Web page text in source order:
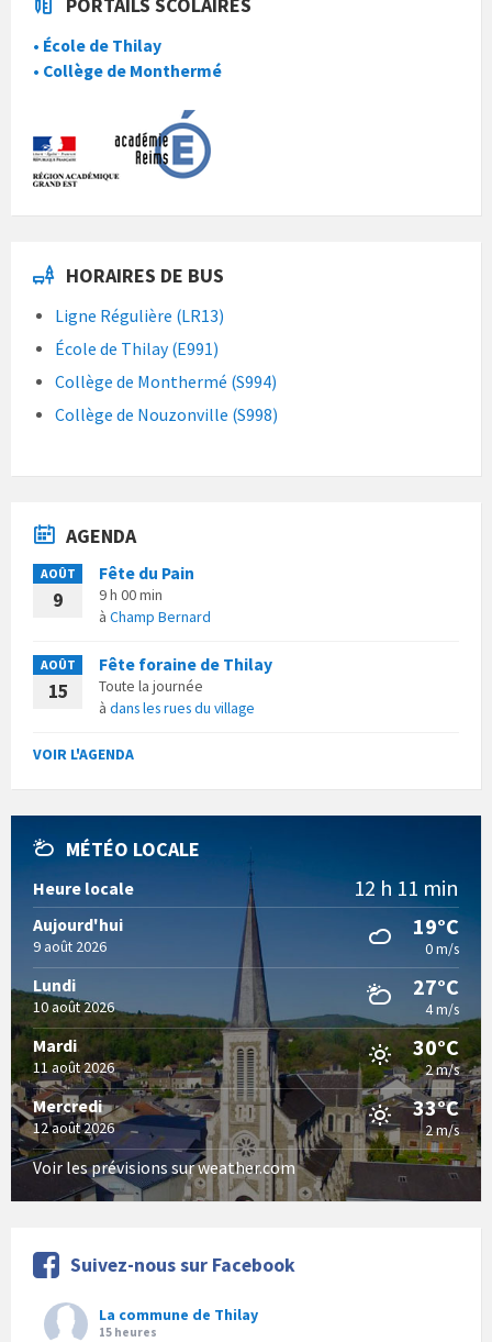
PORTAILS SCOLAIRES
• École de Thilay
• Collège de Monthermé
HORAIRES DE BUS
Ligne Régulière (LR13)
École de Thilay (E991)
Collège de Monthermé (S994)
Collège de Nouzonville (S998)
AGENDA
AOÛT
9
Fête du Pain
9 h 00 min
à Champ Bernard
AOÛT
15
Fête foraine de Thilay
Toute la journée
à dans les rues du village
VOIR L'AGENDA
MÉTÉO LOCALE
Heure locale 12 h 11 min
Aujourd'hui
9 août 2026
19°C
0 m/s
Lundi
10 août 2026
27°C
4 m/s
Mardi
11 août 2026
30°C
2 m/s
Mercredi
12 août 2026
33°C
2 m/s
Voir les prévisions sur weather.com
Suivez-nous sur Facebook
La commune de Thilay
15 heures